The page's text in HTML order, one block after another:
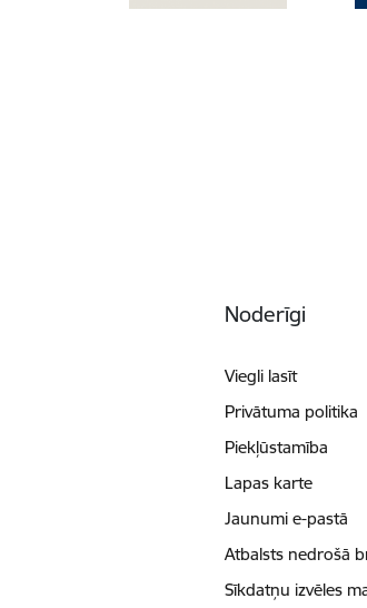
Noderīgi
Viegli lasīt
Privātuma politika
Piekļūstamība
Lapas karte
Jaunumi e-pastā
Atbalsts nedrošā
Sīkdatņu izvēles